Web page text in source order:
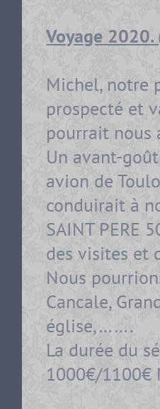
Voyage 2020.
Michel, notre
prospecté et
pourrait nous
Un avant-
avion de
conduirait à
SAINT PERE
des visites et
Nous
Cancale,
église,…….
La durée du
1000€/1100€